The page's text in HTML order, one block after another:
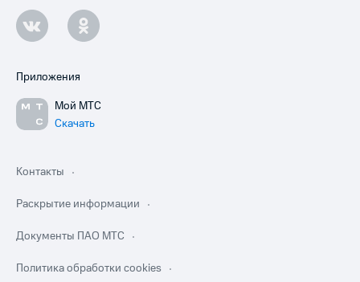
Приложения
Мой МТС
Скачать
Контакты
Раскрытие информации
Документы ПАО МТС
Политика обработки cookies